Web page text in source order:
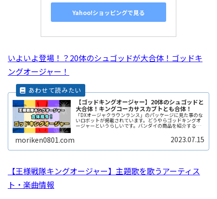
Yahoo!ショッピングで見る
いよいよ登場！？20体のシュゴッドが大合体！ゴッドキ
ングオージャー！
【ゴッドキングオージャー】20体のシュゴッドと
大合体！キングコーカサスカブトとも合体！
「DXオージャクラウンランス」のパッケージに見た事のな
いロボットが掲載されています。どうやらゴッドキングオ
ージャーというらしいです。バンダイの商品を紹介する動
moriken0801.com 2023.07.15
【王様戦隊キングオージャー】主題歌を歌うアーティス
ト・楽曲情報